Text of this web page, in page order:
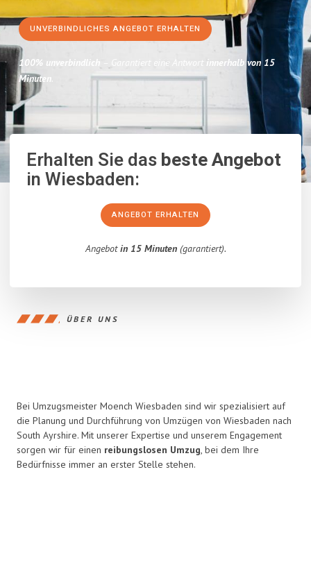
UNVERBINDLICHES ANGEBOT ERHALTEN
100% unverbindlich – Garantiert eine Antwort innerhalb von 15
Minuten.
Erhalten Sie dasbeste Angebot
in Wiesbaden:
ANGEBOT ERHALTEN
Angebotin 15 Minuten(garantiert).
ÜBER UNS
Bei Umzugsmeister Moench Wiesbaden sind wir spezialisiert auf
die Planung und Durchführung von Umzügen von Wiesbaden nach
South Ayrshire. Mit unserer Expertise und unserem Engagement
sorgen wir für einen reibungslosen Umzug, bei dem Ihre
Bedürfnisse immer an erster Stelle stehen.